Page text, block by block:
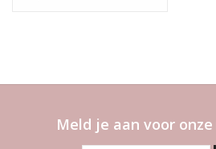
Meld je aan voor